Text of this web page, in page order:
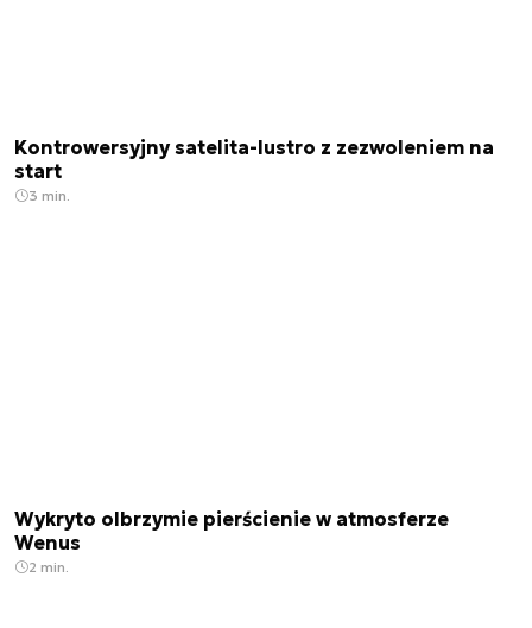
Kontrowersyjny satelita-lustro z zezwoleniem na
start
3 min.
Wykryto olbrzymie pierścienie w atmosferze
Wenus
2 min.